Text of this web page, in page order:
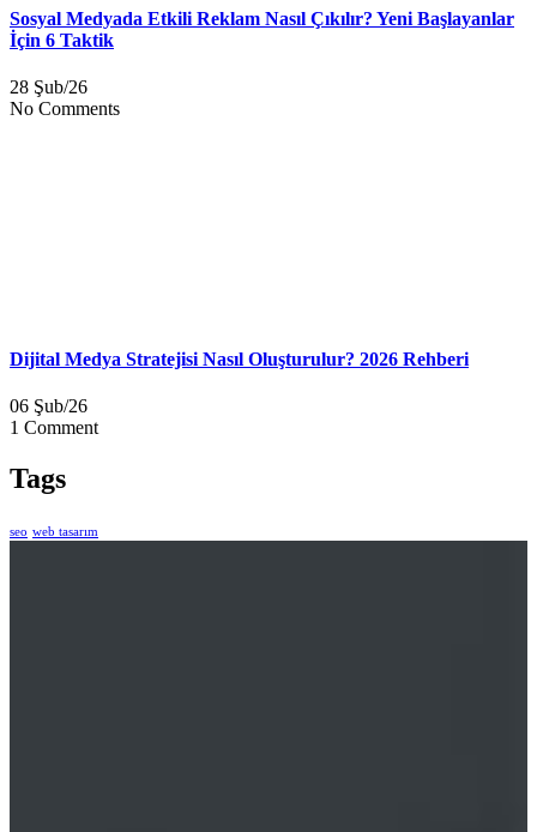
Sosyal Medyada Etkili Reklam Nasıl Çıkılır? Yeni Başlayanlar
İçin 6 Taktik
28 Şub/26
No Comments
Dijital Medya Stratejisi Nasıl Oluşturulur? 2026 Rehberi
06 Şub/26
1 Comment
Tags
seo web tasarım